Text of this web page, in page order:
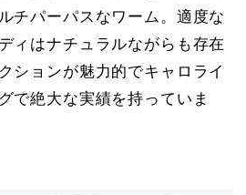
チパーパスなワーム。適度な
ィはナチュラルながらも存在
ションが魅力的でキャロライ
で絶大な実績を持っていま